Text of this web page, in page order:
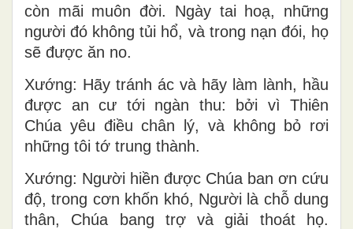
còn mãi muôn đời. Ngày tai hoạ, những
người đó không tủi hổ, và trong nạn đói, họ
sẽ được ăn no.
Xướng: Hãy tránh ác và hãy làm lành, hầu
được an cư tới ngàn thu: bởi vì Thiên
Chúa yêu điều chân lý, và không bỏ rơi
những tôi tớ trung thành.
Xướng: Người hiền được Chúa ban ơn cứu
độ, trong cơn khốn khó, Người là chỗ dung
thân, Chúa bang trợ và giải thoát họ.